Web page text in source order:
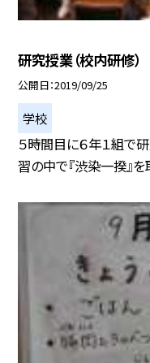
研究授業（校内研修）
公開日 2019/09/25
学校
５時間目に６年１組で
習の中で『渋染一揆』を